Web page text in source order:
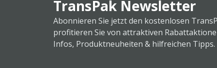
TransPak Newsletter
Abonnieren Sie jetzt den kostenlosen
profitieren Sie von attraktiven
Infos, Produktneuheiten & hilfreichen Tipps.